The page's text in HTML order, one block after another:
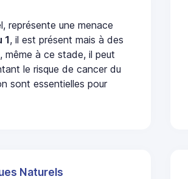
représente une menace
1, il est présent mais à des
à ce stade, il peut
le risque de cancer du
sont essentielles pour
Naturels